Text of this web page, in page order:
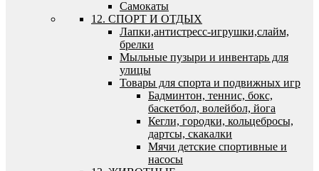
Самокаты
12. СПОРТ И ОТДЫХ
Лапки,антистресс-игрушки,слайм,
брелки
Мыльные пузыри и инвентарь для
улицы
Товары для спорта и подвижных игр
Бадминтон, теннис, бокс,
баскетбол, волейбол, йога
Кегли, городки, кольцебросы,
дартсы, скакалки
Мячи детские спортивные и
насосы